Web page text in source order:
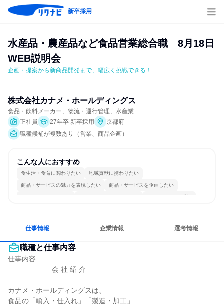
新卒採用
水産品・農産品など食品営業総合職　8月18日
WEB説明会
企画・提案から新商品開発まで、幅広く挑戦できる！
株式会社カナメ・ホールディングス
食品・飲料メーカー、物流・運行管理、水産業
正社員
27年卒 新卒採用
京都府
職種候補が複数あり（営業、商品企画）
こんな人におすすめ
食生活・食育に関わりたい 地域貢献に携わりたい
商品・サービスの魅力を表現したい 商品・サービスを企画したい
分析・リサーチしたい コミュニケーションが活発 チームワークを重視
仕事情報 企業情報 選考情報
職種と仕事内容
仕事内容
―――――― 会 社 紹 介 ――――――
カナメ・ホールディングスは、
食品の「輸入・仕入れ」「製造・加工」